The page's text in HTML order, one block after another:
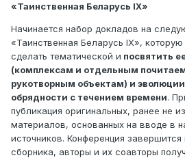
«Таинственная Беларусь IX»
Начинается набор докладов на
«Таинственная Беларусь IX»,
сделать тематической и посвятить
(комплексам и отдельным
рукотворным объектам) и
обрядности с течением времени.
публикация оригинальных, ранее не
материалов, основанных на вводе в
источников. Конференция завершится
сборника, авторы и их соавторы